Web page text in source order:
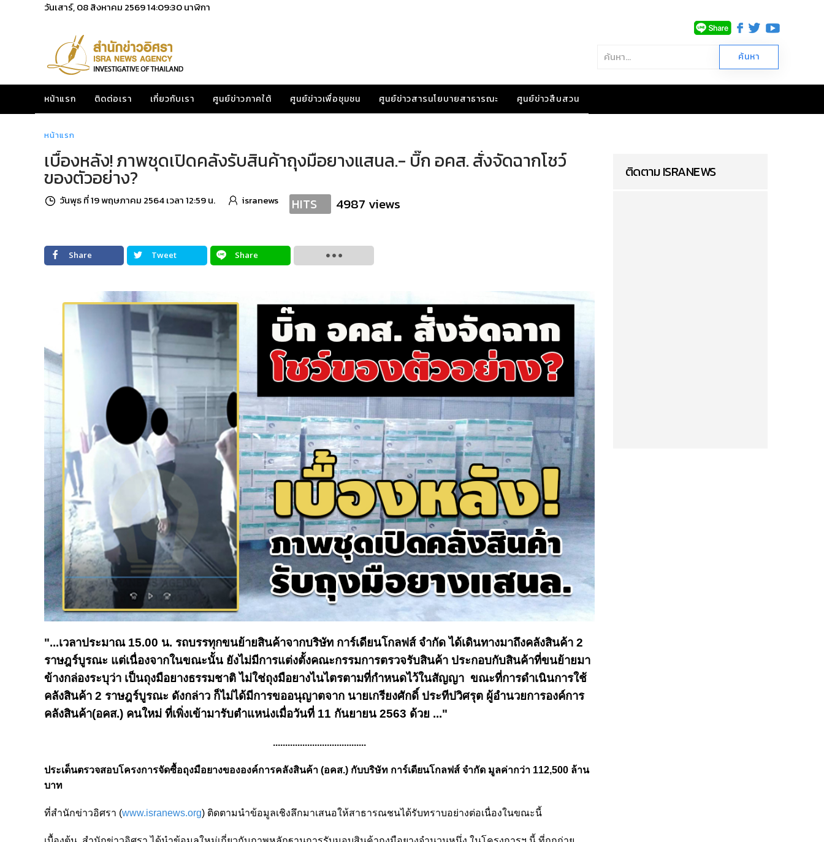
วันเสาร์, 08 สิงหาคม 256914:09:31นาฬิกา
หน้าแรก ติดต่อเรา เกี่ยวกับเรา ศูนย์ข่าวภาคใต้ ศูนย์ข่าวเพื่อชุมชน ศูนย์ข่าวสารนโยบายสาธารณะ ศูนย์ข่าวสืบสวน
หน้าแรก
เบื้องหลัง! ภาพชุดเปิดคลังรับสินค้าถุงมือยางแสนล.- บิ๊ก อคส. สั่งจัดฉากโชว์
ของตัวอย่าง?
วันพุธ ที่ 19 พฤษภาคม 2564 เวลา 12:59 น. isranews HITS 4987 views
Share Tweet Share
"...เวลาประมาณ 15.00 น. รถบรรทุกขนย้ายสินค้าจากบริษัท การ์เดียนโกลฟส์ จำกัด ได้เดินทางมาถึงคลังสินค้า 2
ราษฎร์บูรณะ แต่เนื่องจากในขณะนั้น ยังไม่มีการแต่งตั้งคณะกรรมการตรวจรับสินค้า ประกอบกับสินค้าที่ขนย้ายมา
ข้างกล่องระบุว่า เป็นถุงมือยางธรรมชาติ ไม่ใช่ถุงมือยางไนไตรตามที่กำหนดไว้ในสัญญา ขณะที่การดำเนินการใช้
คลังสินค้า 2 ราษฎร์บูรณะ ดังกล่าว ก็ไม่ได้มีการขออนุญาตจาก นายเกรียงศักดิ์ ประทีปวิศรุต ผู้อำนวยการองค์การ
คลังสินค้า(อคส.) คนใหม่ ที่เพิ่งเข้ามารับตำแหน่งเมื่อวันที่ 11 กันยายน 2563 ด้วย ..."
......................................
ประเด็นตรวจสอบโครงการจัดซื้อถุงมือยางขององค์การคลังสินค้า (อคส.) กับบริษัท การ์เดียนโกลฟส์ จำกัด มูลค่ากว่า 112,500 ล้าน
บาท
ที่สำนักข่าวอิศรา (www.isranews.org) ติดตามนำข้อมูลเชิงลึกมาเสนอให้สาธารณชนได้รับทราบอย่างต่อเนื่องในขณะนี้
ติดตาม ISRANEWS